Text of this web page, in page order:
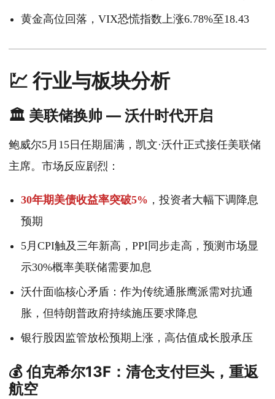
黄金高位回落，VIX恐慌指数上涨6.78%至18.43
💹 行业与板块分析
🏛️ 美联储换帅 — 沃什时代开启
鲍威尔5月15日任期届满，凯文·沃什正式接任美联储
主席。市场反应剧烈：
30年期美债收益率突破5% ，投资者大幅下调降息
预期
5月CPI触及三年新高，PPI同步走高，预测市场显
示30%概率美联储需要加息
沃什面临核心矛盾：作为传统通胀鹰派需对抗通
胀，但特朗普政府持续施压要求降息
银行股因监管放松预期上涨，高估值成长股承压
💰 伯克希尔13F：清仓支付巨头，重返
航空